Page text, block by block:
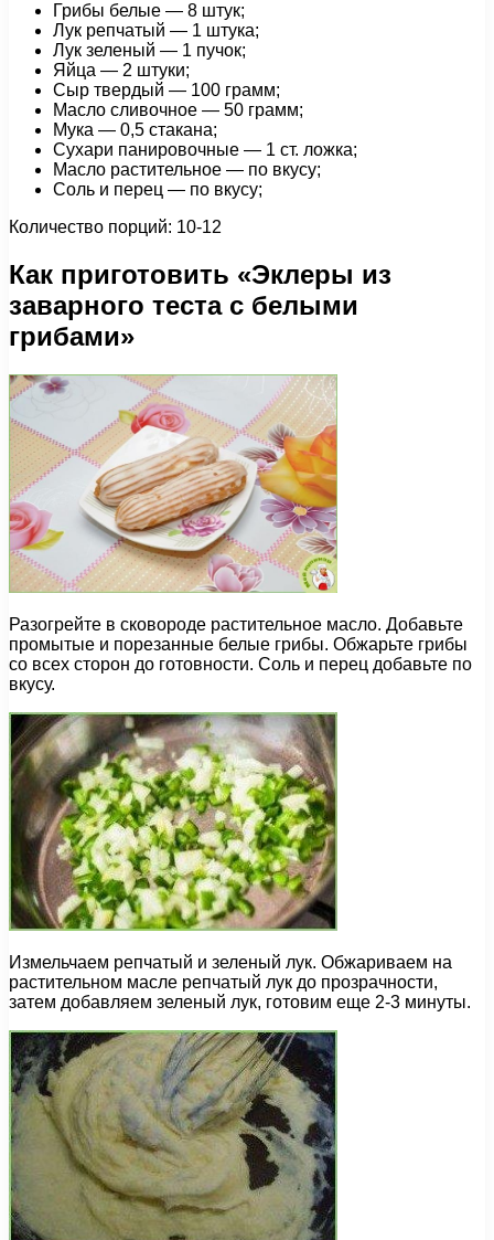
Грибы белые — 8 штук;
Лук репчатый — 1 штука;
Лук зеленый — 1 пучок;
Яйца — 2 штуки;
Сыр твердый — 100 грамм;
Масло сливочное — 50 грамм;
Мука — 0,5 стакана;
Сухари панировочные — 1 ст. ложка;
Масло растительное — по вкусу;
Соль и перец — по вкусу;
Количество порций: 10-12
Как приготовить «Эклеры из
заварного теста с белыми
грибами»
Разогрейте в сковороде растительное масло. Добавьте
промытые и порезанные белые грибы. Обжарьте грибы
со всех сторон до готовности. Соль и перец добавьте по
вкусу.
Измельчаем репчатый и зеленый лук. Обжариваем на
растительном масле репчатый лук до прозрачности,
затем добавляем зеленый лук, готовим еще 2-3 минуты.